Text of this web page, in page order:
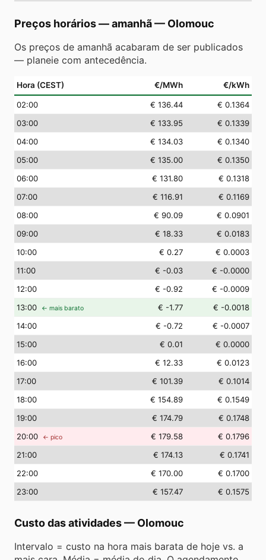
Preços horários — amanhã— Olomouc
Os preços de amanhã acabaram de ser publicados
— planeie com antecedência.
Hora (CEST) €/MWh €/kWh
02:00 € 136.44
€ 0.1364
03:00 € 133.95
€ 0.1339
04:00 € 134.03
€ 0.1340
05:00 € 135.00
€ 0.1350
06:00 € 131.80
€ 0.1318
07:00 € 116.91
€ 0.1169
08:00 € 90.09
€ 0.0901
09:00 € 18.33
€ 0.0183
10:00 € 0.27
€ 0.0003
11:00 € -0.03
€ -0.0000
12:00 € -0.92
€ -0.0009
13:00 ← mais barato € -1.77
€ -0.0018
14:00 € -0.72
€ -0.0007
15:00 € 0.01
€ 0.0000
16:00 € 12.33
€ 0.0123
17:00 € 101.39
€ 0.1014
18:00 € 154.89
€ 0.1549
19:00 € 174.79
€ 0.1748
20:00 ← pico € 179.58
€ 0.1796
21:00 € 174.13
€ 0.1741
22:00 € 170.00
€ 0.1700
23:00 € 157.47 € 0.1575
Custo das atividades— Olomouc
Intervalo = custo na hora mais barata de hoje vs. a